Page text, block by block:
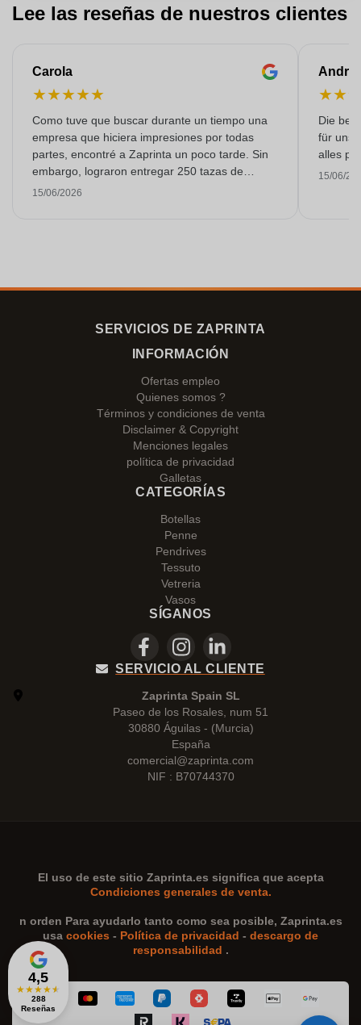
Lee las reseñas de nuestros clientes
Carola
★★★★★
Como tuve que buscar durante un tiempo una
empresa que hiciera impresiones por todas
partes, encontré a Zaprinta un poco tarde. Sin
embargo, lograron entregar 250 tazas de
esmalte con una impresión excelente a tiempo.
15/06/2026
★★
Die
für
alles
15/06/
4,5
★★★★★
288
Reseñas
SERVICIOS DE ZAPRINTA
INFORMACIÓN
Ofertas empleo
Quienes somos ?
Términos y condiciones de venta
Disclaimer & Copyright
Menciones legales
política de privacidad
Galletas
CATEGORÍAS
Botellas
Penne
Pendrives
Tessuto
Vetreria
Vasos
SÍGANOS
SERVICIO AL CLIENTE
Zaprinta Spain SL
Paseo de los Rosales, num 51
30880 Águilas - (Murcia)
España
comercial@zaprinta.com
NIF : B70744370
El uso de este sitio Zaprinta.es significa que acepta
Condiciones generales de venta.
n orden Para ayudarlo tanto como sea posible, Zaprinta.es
usa cookies - Política de privacidad - descargo de
responsabilidad .